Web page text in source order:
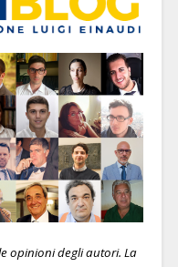
opinioni degli autori. La